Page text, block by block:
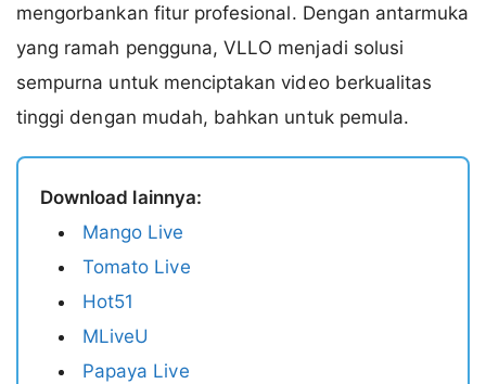
mengorbankan fitur profesional. Dengan antarmuka
yang ramah pengguna, VLLO menjadi solusi
sempurna untuk menciptakan video berkualitas
tinggi dengan mudah, bahkan untuk pemula.
Download lainnya:
Mango Live
Tomato Live
Hot51
MLiveU
Papaya Live